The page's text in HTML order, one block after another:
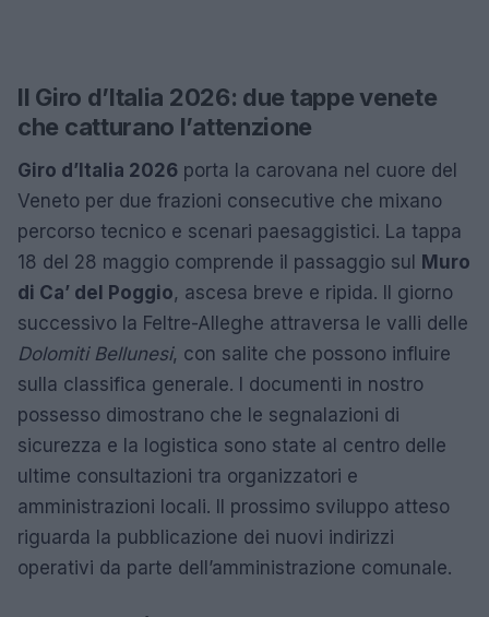
Il Giro d’Italia 2026: due tappe venete
che catturano l’attenzione
Giro d’Italia 2026 porta la carovana nel cuore del
Veneto per due frazioni consecutive che mixano
percorso tecnico e scenari paesaggistici. La tappa
18 del 28 maggio comprende il passaggio sul Muro
di Ca’ del Poggio, ascesa breve e ripida. Il giorno
successivo la Feltre-Alleghe attraversa le valli delle
Dolomiti Bellunesi, con salite che possono influire
sulla classifica generale. I documenti in nostro
possesso dimostrano che le segnalazioni di
sicurezza e la logistica sono state al centro delle
ultime consultazioni tra organizzatori e
amministrazioni locali. Il prossimo sviluppo atteso
riguarda la pubblicazione dei nuovi indirizzi
operativi da parte dell’amministrazione comunale.